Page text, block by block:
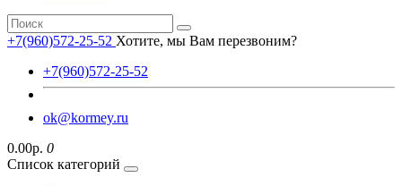
+7(960)572-25-52 Хотите, мы Вам перезвоним?
+7(960)572-25-52
ok@kormey.ru
0.00р. 0
Список категорий